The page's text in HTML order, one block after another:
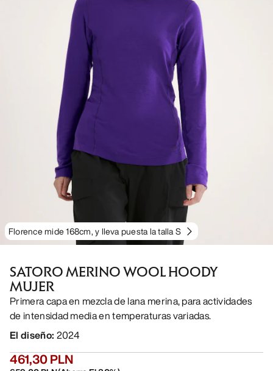
Florence mide 168cm, y lleva puesta la talla S
SATORO MERINO WOOL HOODY
MUJER
Primera capa en mezcla de lana merina, para actividades
de intensidad media en temperaturas variadas.
El diseño: 2024
461,30 PLN